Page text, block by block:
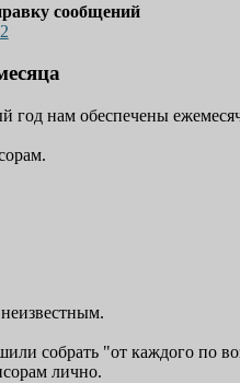
сообщений
год нам обеспечены
собрать "от каждого по
лично.